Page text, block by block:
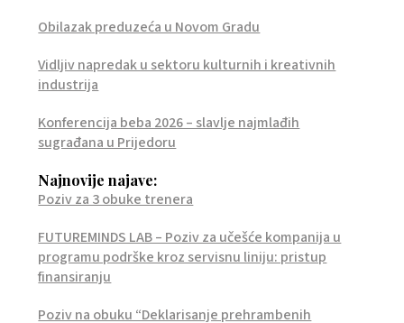
Obilazak preduzeća u Novom Gradu
Vidljiv napredak u sektoru kulturnih i kreativnih
industrija
Konferencija beba 2026 – slavlje najmlađih
sugrađana u Prijedoru
Najnovije najave:
Poziv za 3 obuke trenera
FUTUREMINDS LAB – Poziv za učešće kompanija u
programu podrške kroz servisnu liniju: pristup
finansiranju
Poziv na obuku “Deklarisanje prehrambenih